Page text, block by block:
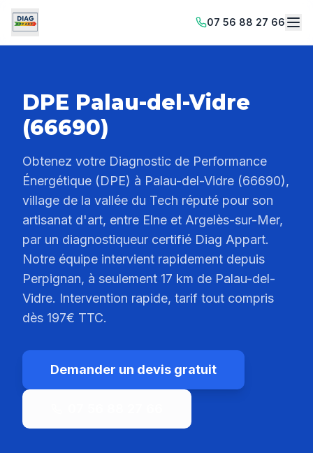
07 56 88 27 66
DPE Palau-del-Vidre
(66690)
Obtenez votre Diagnostic de Performance
Énergétique (DPE) à Palau-del-Vidre (66690),
village de la vallée du Tech réputé pour son
artisanat d'art, entre Elne et Argelès-sur-Mer,
par un diagnostiqueur certifié Diag Appart.
Notre équipe intervient rapidement depuis
Perpignan, à seulement 17 km de Palau-del-
Vidre. Intervention rapide, tarif tout compris
dès 197€ TTC.
Demander un devis gratuit